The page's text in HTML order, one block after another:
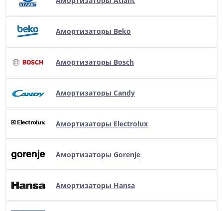
Амортизаторы Beko
Амортизаторы Bosch
Амортизаторы Candy
Амортизаторы Electrolux
Амортизаторы Gorenje
Амортизаторы Hansa